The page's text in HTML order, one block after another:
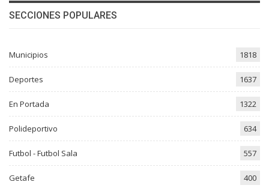
SECCIONES POPULARES
Municipios 1818
Deportes 1637
En Portada 1322
Polideportivo 634
Futbol - Futbol Sala 557
Getafe 400